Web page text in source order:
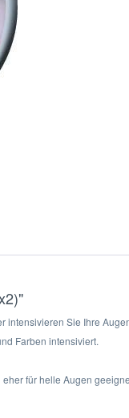
Sie Ihre
Farben intensiviert.
für helle Augen